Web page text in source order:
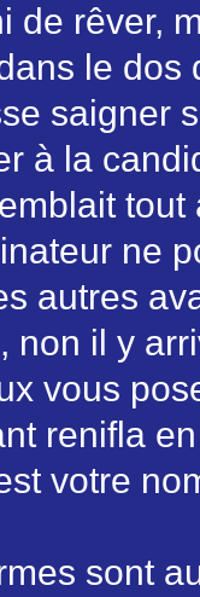
de rêver,
le dos
saigner
à la
ne
autres
non il y
vous
renifla
votre
sont